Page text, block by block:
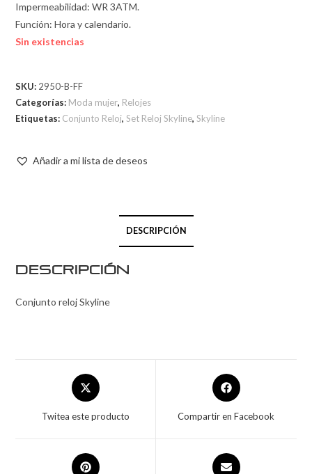
Impermeabilidad: WR 3ATM.
Función: Hora y calendario.
Sin existencias
SKU: 2950-B-FF
Categorías: Moda mujer, Relojes
Etiquetas: Conjunto Reloj,Set Reloj Skyline,Skyline
Añadir a mi lista de deseos
DESCRIPCIÓN
Descripción
Conjunto reloj Skyline
Twitea este producto Compartir en Facebook